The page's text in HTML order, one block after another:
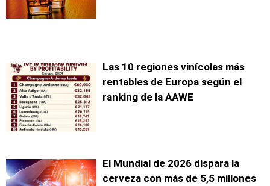
Las 10 regiones vinícolas más
rentables de Europa según el
ranking de la AAWE
El Mundial de 2026 dispara la
cerveza con más de 5,5 millones